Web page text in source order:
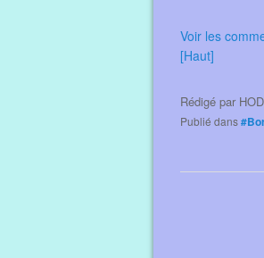
Voir les
[Haut]
Rédigé par
Publié dans